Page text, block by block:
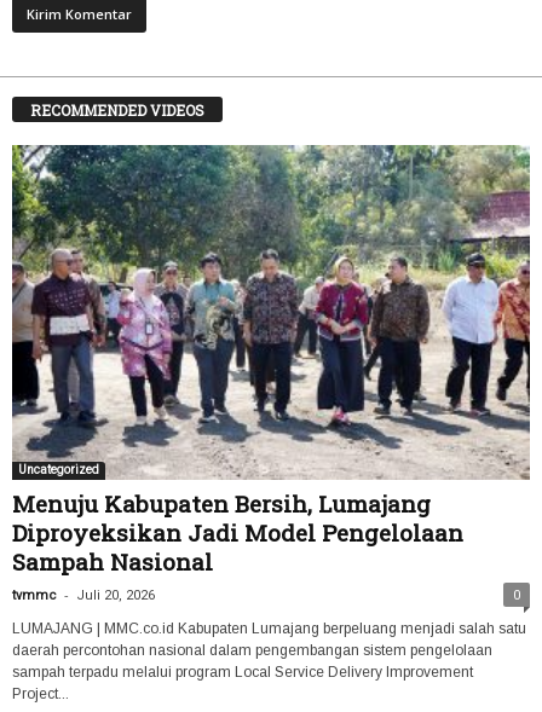
RECOMMENDED VIDEOS
Uncategorized
Menuju Kabupaten Bersih, Lumajang
Diproyeksikan Jadi Model Pengelolaan
Sampah Nasional
tvmmc - Juli 20, 2026 0
LUMAJANG | MMC.co.id Kabupaten Lumajang berpeluang menjadi salah satu
daerah percontohan nasional dalam pengembangan sistem pengelolaan
sampah terpadu melalui program Local Service Delivery Improvement
Project...